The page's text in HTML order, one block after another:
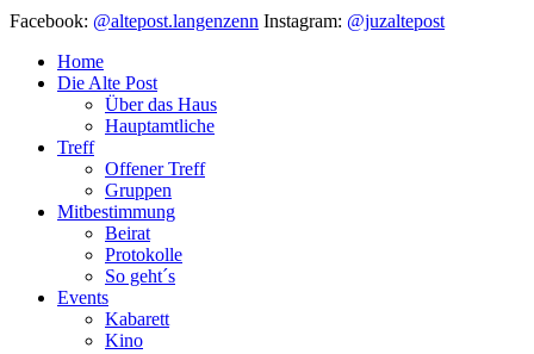
Facebook: @altepost.langenzenn Instagram: @juzaltepost
Home
Die Alte Post
Über das Haus
Hauptamtliche
Treff
Offener Treff
Gruppen
Mitbestimmung
Beirat
Protokolle
So geht´s
Events
Kabarett
Kino